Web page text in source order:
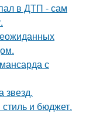
в ДТП - сам
с
звезд.
и бюджет.